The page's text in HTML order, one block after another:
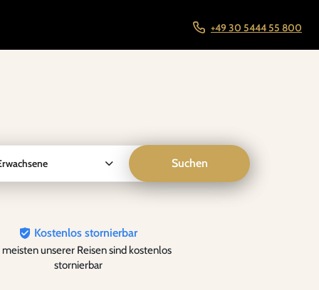
+49 30 5444 55 800
Suchen
Kostenlos stornierbar
meisten unserer Reisen sind kostenlos
stornierbar